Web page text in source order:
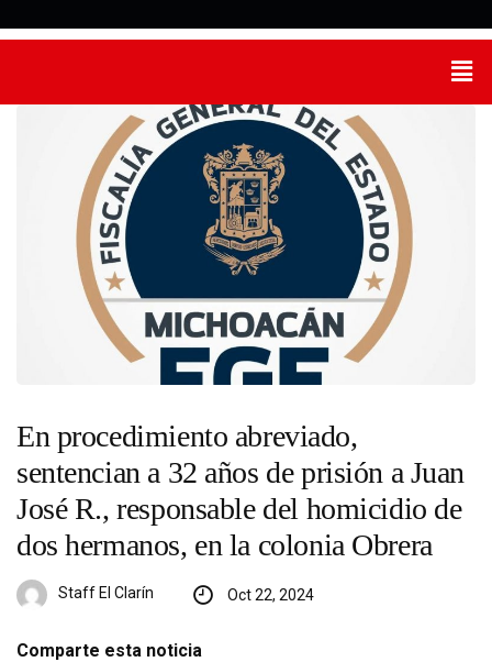
En procedimiento abreviado,
sentencian a 32 años de prisión a Juan
José R., responsable del homicidio de
dos hermanos, en la colonia Obrera
Staff El Clarín Oct 22, 2024
Comparte esta noticia